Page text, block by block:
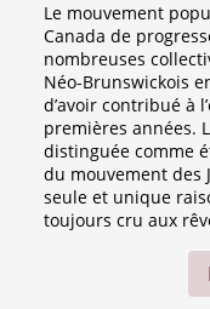
Le mouvement
Canada de
nombreuses
Néo-Brunswickois
d’avoir contribué à
premières années.
distinguée comme
du mouvement des
seule et unique
toujours cru aux